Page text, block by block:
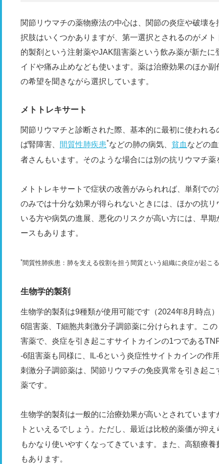
関節リウマチの薬物療法の中心は、関節の炎症や破壊
択肢はいくつかありますが、第一選択とされるのがメ
的製剤という注射薬やJAK阻害薬という飲み薬が新た
イドや痛み止めなども使います。薬は治療効果のほか
の希望を聞きながら選択しています。
メトトレキサート
関節リウマチと診断された際、基本的に最初に使われ
ば腎障害、
間質性肺疾患*などの肺の病気、 貧血 などの
者さんもいます。そのような場合には別の抗リウマチ薬
メトトレキサートで症状の改善がみられれば、単剤で
のみでは十分な効果が得られないときには、ほかの抗
いる方や病気の進展、悪化のリスクが高い方には、早
ースもあります。
*間質性肺疾患：肺を支える役割を担う間質という組織に炎症が起こ
生物学的製剤
生物学的製剤は9種類が使用可能です（2024年8月時点
6阻害薬、T細胞共刺激分子調節薬に分けられます。こ
害薬で、炎症を引き起こすサイトカインの1つである
-6阻害薬も同様に、IL-6という炎症性サイトカインの作
刺激分子調節薬は、関節リウマチの免疫異常を引き起
薬です。
生物学的製剤は一般的に治療効果が高いとされていま
トといえるでしょう。ただし、最近は比較的薬価が抑
もかなり使いやすくなってきています。また、高額療
もあります。